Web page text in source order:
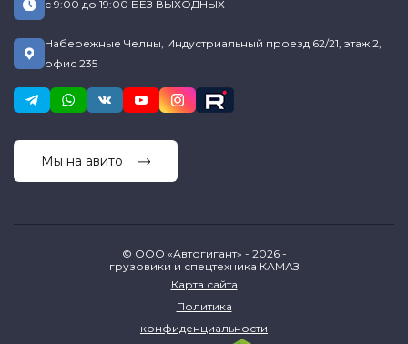
с 9:00 до 19:00 БЕЗ ВЫХОДНЫХ
Набережные Челны, Индустриальный проезд 62/21, этаж 2,
офис 235
Мы на авито
© ООО «Автогигант» - 2026 -
грузовики и спецтехника КАМАЗ
Карта сайта
Политика
конфиденциальности